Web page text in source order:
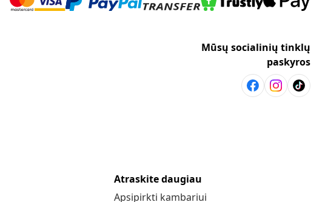
Mūsų socialinių tinklų
paskyros
Atraskite daugiau
Apsipirkti kambariui